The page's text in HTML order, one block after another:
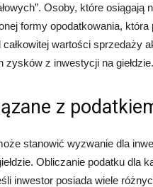
Osoby, które
formy opodatkowania, która
wartości sprzedaży
z inwestycji na giełdzie.
z
stanowić wyzwanie dla
Obliczanie podatku dla
inwestor posiada wiele